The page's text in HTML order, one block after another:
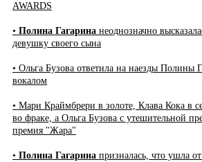
AWARDS
• Полина Гагарина неоднозначно
девушку своего сына
• Ольга Бузова ответила на наезды
вокалом
• Мари Краймбрери в золоте, Клава Кока в
во фраке, а Ольга Бузова с утешительной
премия "Жара"
• Полина Гагарина призналась, что ушла